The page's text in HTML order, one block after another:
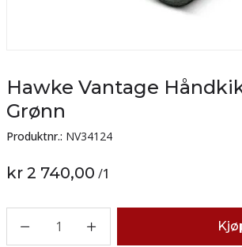
Hawke Vantage
Grønn
Produktnr.: NV34124
kr 2 740,00 /1
1